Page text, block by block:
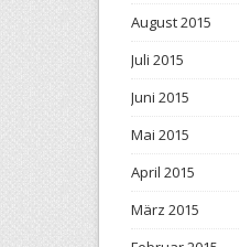
August 2015
Juli 2015
Juni 2015
Mai 2015
April 2015
März 2015